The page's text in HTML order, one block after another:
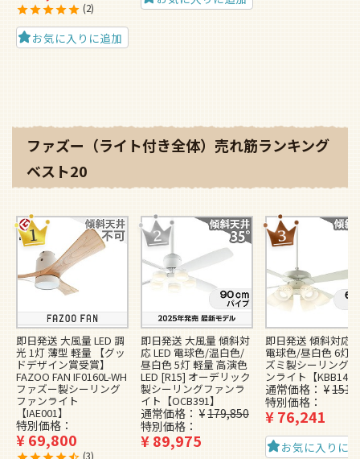
2
お気に入りに追加
ファズー（ライト付き全体）売れ筋ランキング
ベスト20
即日発送 大風量 LED 調
光 1灯 薄型 軽量 【グッ
ドデザイン賞受賞】
FAZOO FAN IF0160L-WH
ファズー製シーリング
ファンライト
【IAE001】
特別価格
¥69,800
3
即日発送 大風量 傾斜対
応 LED 電球色/温白色/
昼白色 5灯 軽量 高演色
LED [R15] オーデリック
製シーリングファンラ
イト【OCB391】
通常価格 ¥179,850
特別価格
¥89,975
即日発送 傾斜対応
電球色/昼白色 6灯
ズミ製シーリング
ンライト【KBB148
通常価格 ¥
特別価格
¥76,241
お気に入りに